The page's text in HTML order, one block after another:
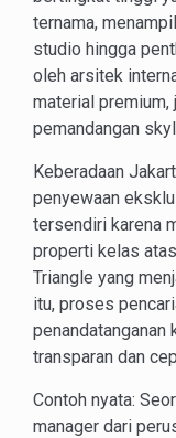
ternama,
studio hingga
oleh arsitek
material premium,
pemandangan
Keberadaan
penyewaan
tersendiri karena
properti kelas
Triangle yang
itu, proses
penandatanganan
transparan dan
Contoh nyata:
manager dari